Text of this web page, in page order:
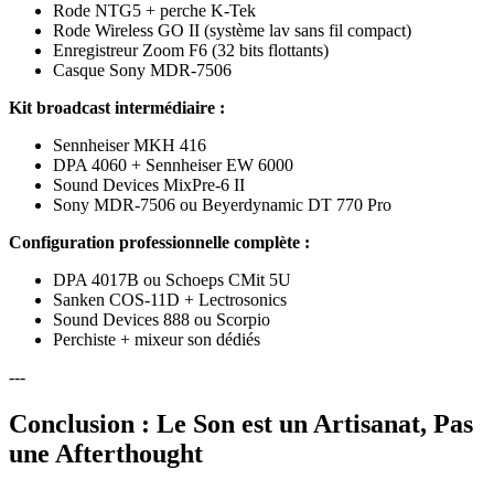
Rode NTG5 + perche K-Tek
Rode Wireless GO II (système lav sans fil compact)
Enregistreur Zoom F6 (32 bits flottants)
Casque Sony MDR-7506
Kit broadcast intermédiaire :
Sennheiser MKH 416
DPA 4060 + Sennheiser EW 6000
Sound Devices MixPre-6 II
Sony MDR-7506 ou Beyerdynamic DT 770 Pro
Configuration professionnelle complète :
DPA 4017B ou Schoeps CMit 5U
Sanken COS-11D + Lectrosonics
Sound Devices 888 ou Scorpio
Perchiste + mixeur son dédiés
---
Conclusion : Le Son est un Artisanat, Pas
une Afterthought